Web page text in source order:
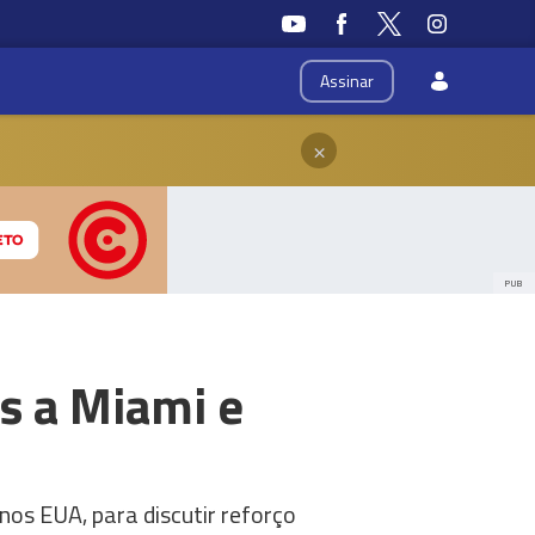
Assinar
×
PUB
a Miami e
EUA, para discutir reforço